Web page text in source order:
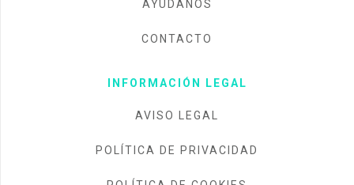
AYÚDANOS
CONTACTO
INFORMACIÓN LEGAL
AVISO LEGAL
POLÍTICA DE PRIVACIDAD